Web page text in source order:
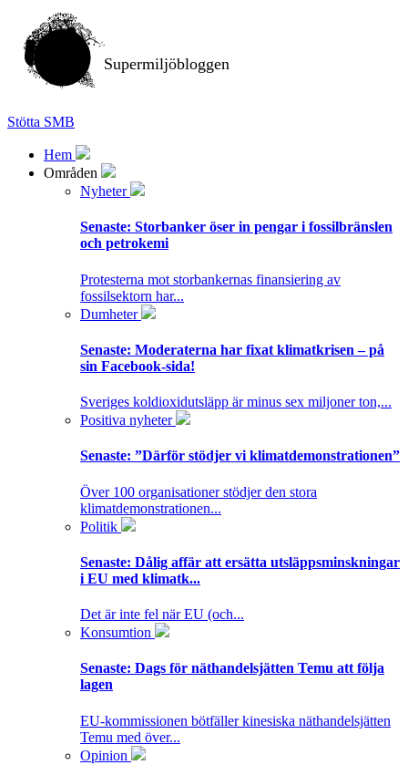
Supermiljöbloggen
Stötta SMB
Hem
Områden
Nyheter
Senaste: Storbanker öser in pengar i fossilbränslen
och petrokemi
Protesterna mot storbankernas finansiering av
fossilsektorn har...
Dumheter
Senaste: Moderaterna har fixat klimatkrisen – på
sin Facebook-sida!
Sveriges koldioxidutsläpp är minus sex miljoner ton,...
Positiva nyheter
Senaste: ”Därför stödjer vi klimatdemonstrationen”
Över 100 organisationer stödjer den stora
klimatdemonstrationen...
Politik
Senaste: Dålig affär att ersätta utsläppsminskningar
i EU med klimatk...
Det är inte fel när EU (och...
Konsumtion
Senaste: Dags för näthandelsjätten Temu att följa
lagen
EU-kommissionen bötfäller kinesiska näthandelsjätten
Temu med över...
Opinion